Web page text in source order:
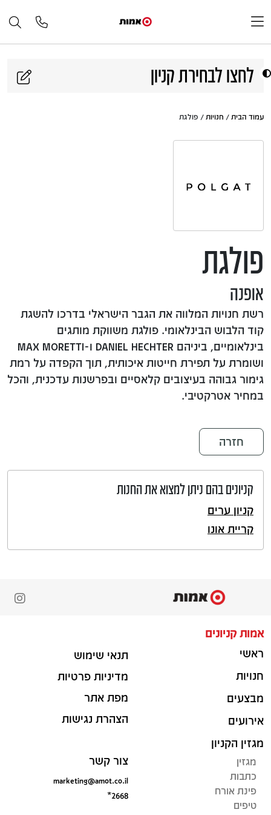
לחצו לבחירת קניון
עמוד הבית / חנויות / פולגת
פולגת
אופנה
רשת חנויות המלווה את הגבר הישראלי בדרכו להשגת
קוד הלבוש הבינלאומי. פולגת משווקת מותגים
בינלאומיים, ביניהם DANIEL HECHTER ו-MAX MORETTI
ושומרת על תפירת חייטות איכותית, תוך הקפדה על רמת
גימור גבוהה בעיצובים קלאסיים ובפרשנות עדכנית, והכל
במחיר אטרקטיבי.
חזרה
קניונים בהם ניתן למצוא את החנות
קניון ערים
קריית אונו
אמות קניונים
ראשי
חנויות
מבצעים
אירועים
מגזין הקניון
מגזין
כתבות
פינת אורח
טיפים
תנאי שימוש
מדיניות פרטיות
מפת אתר
הצהרת נגישות
צור קשר
marketing@amot.co.il
*2668